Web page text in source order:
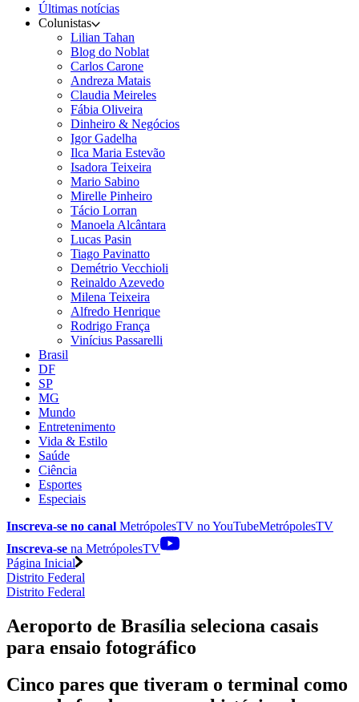
Últimas notícias
Colunistas
Lilian Tahan
Blog do Noblat
Carlos Carone
Andreza Matais
Claudia Meireles
Fábia Oliveira
Dinheiro & Negócios
Igor Gadelha
Ilca Maria Estevão
Isadora Teixeira
Mario Sabino
Mirelle Pinheiro
Tácio Lorran
Manoela Alcântara
Lucas Pasin
Tiago Pavinatto
Demétrio Vecchioli
Reinaldo Azevedo
Milena Teixeira
Alfredo Henrique
Rodrigo França
Vinícius Passarelli
Brasil
DF
SP
MG
Mundo
Entretenimento
Vida & Estilo
Saúde
Ciência
Esportes
Especiais
Inscreva-se no canal MetrópolesTV noYouTubeMetrópolesTV
Inscreva-se na MetrópolesTV
Página Inicial
Distrito Federal
Distrito Federal
Aeroporto de Brasília seleciona casais
para ensaio fotográfico
Cinco pares que tiveram o terminal como